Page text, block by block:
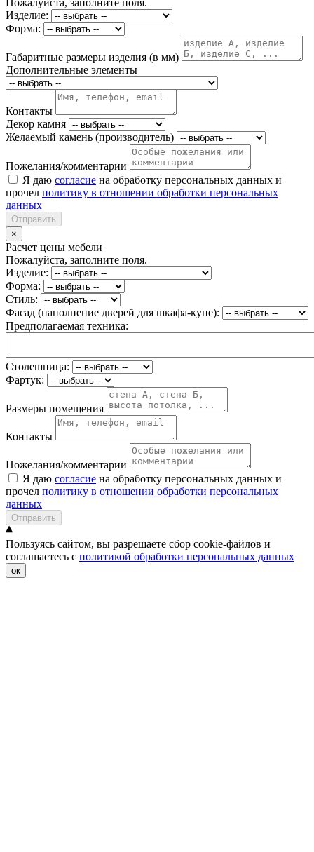
Изделие:
Форма:
Габаритные размеры изделия (в мм)
Дополнительные элементы
Контакты
Декор камня
Желаемый камень (производитель)
Пожелания/комментарии
Я даю согласие на обработку персональных данных и
прочел политику в отношении обработки персональных
данных
Отправить
×
Расчет цены мебели
Пожалуйста, заполните поля.
Изделие:
Форма:
Стиль:
Фасад (наполнение дверей для шкафа-купе):
Предполагаемая техника:
Столешница:
Фартук:
Размеры помещения
Контакты
Пожелания/комментарии
Я даю согласие на обработку персональных данных и
прочел политику в отношении обработки персональных
данных
Отправить
Пользуясь сайтом, вы разрешаете сбор cookie-файлов и
соглашаетесь с политикой обработки персональных данных
ок